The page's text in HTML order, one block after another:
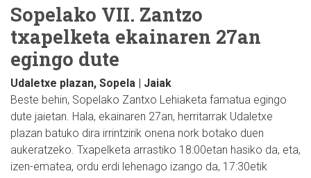
Sopelako VII. Zantzo
txapelketa ekainaren 27an
egingo dute
Udaletxe plazan, Sopela | Jaiak
Beste behin, Sopelako Zantxo Lehiaketa famatua egingo
dute jaietan. Hala, ekainaren 27an, herritarrak Udaletxe
plazan batuko dira irrintzirik onena nork botako duen
aukeratzeko. Txapelketa arrastiko 18:00etan hasiko da, eta,
izen-ematea, ordu erdi lehenago izango da, 17:30etik